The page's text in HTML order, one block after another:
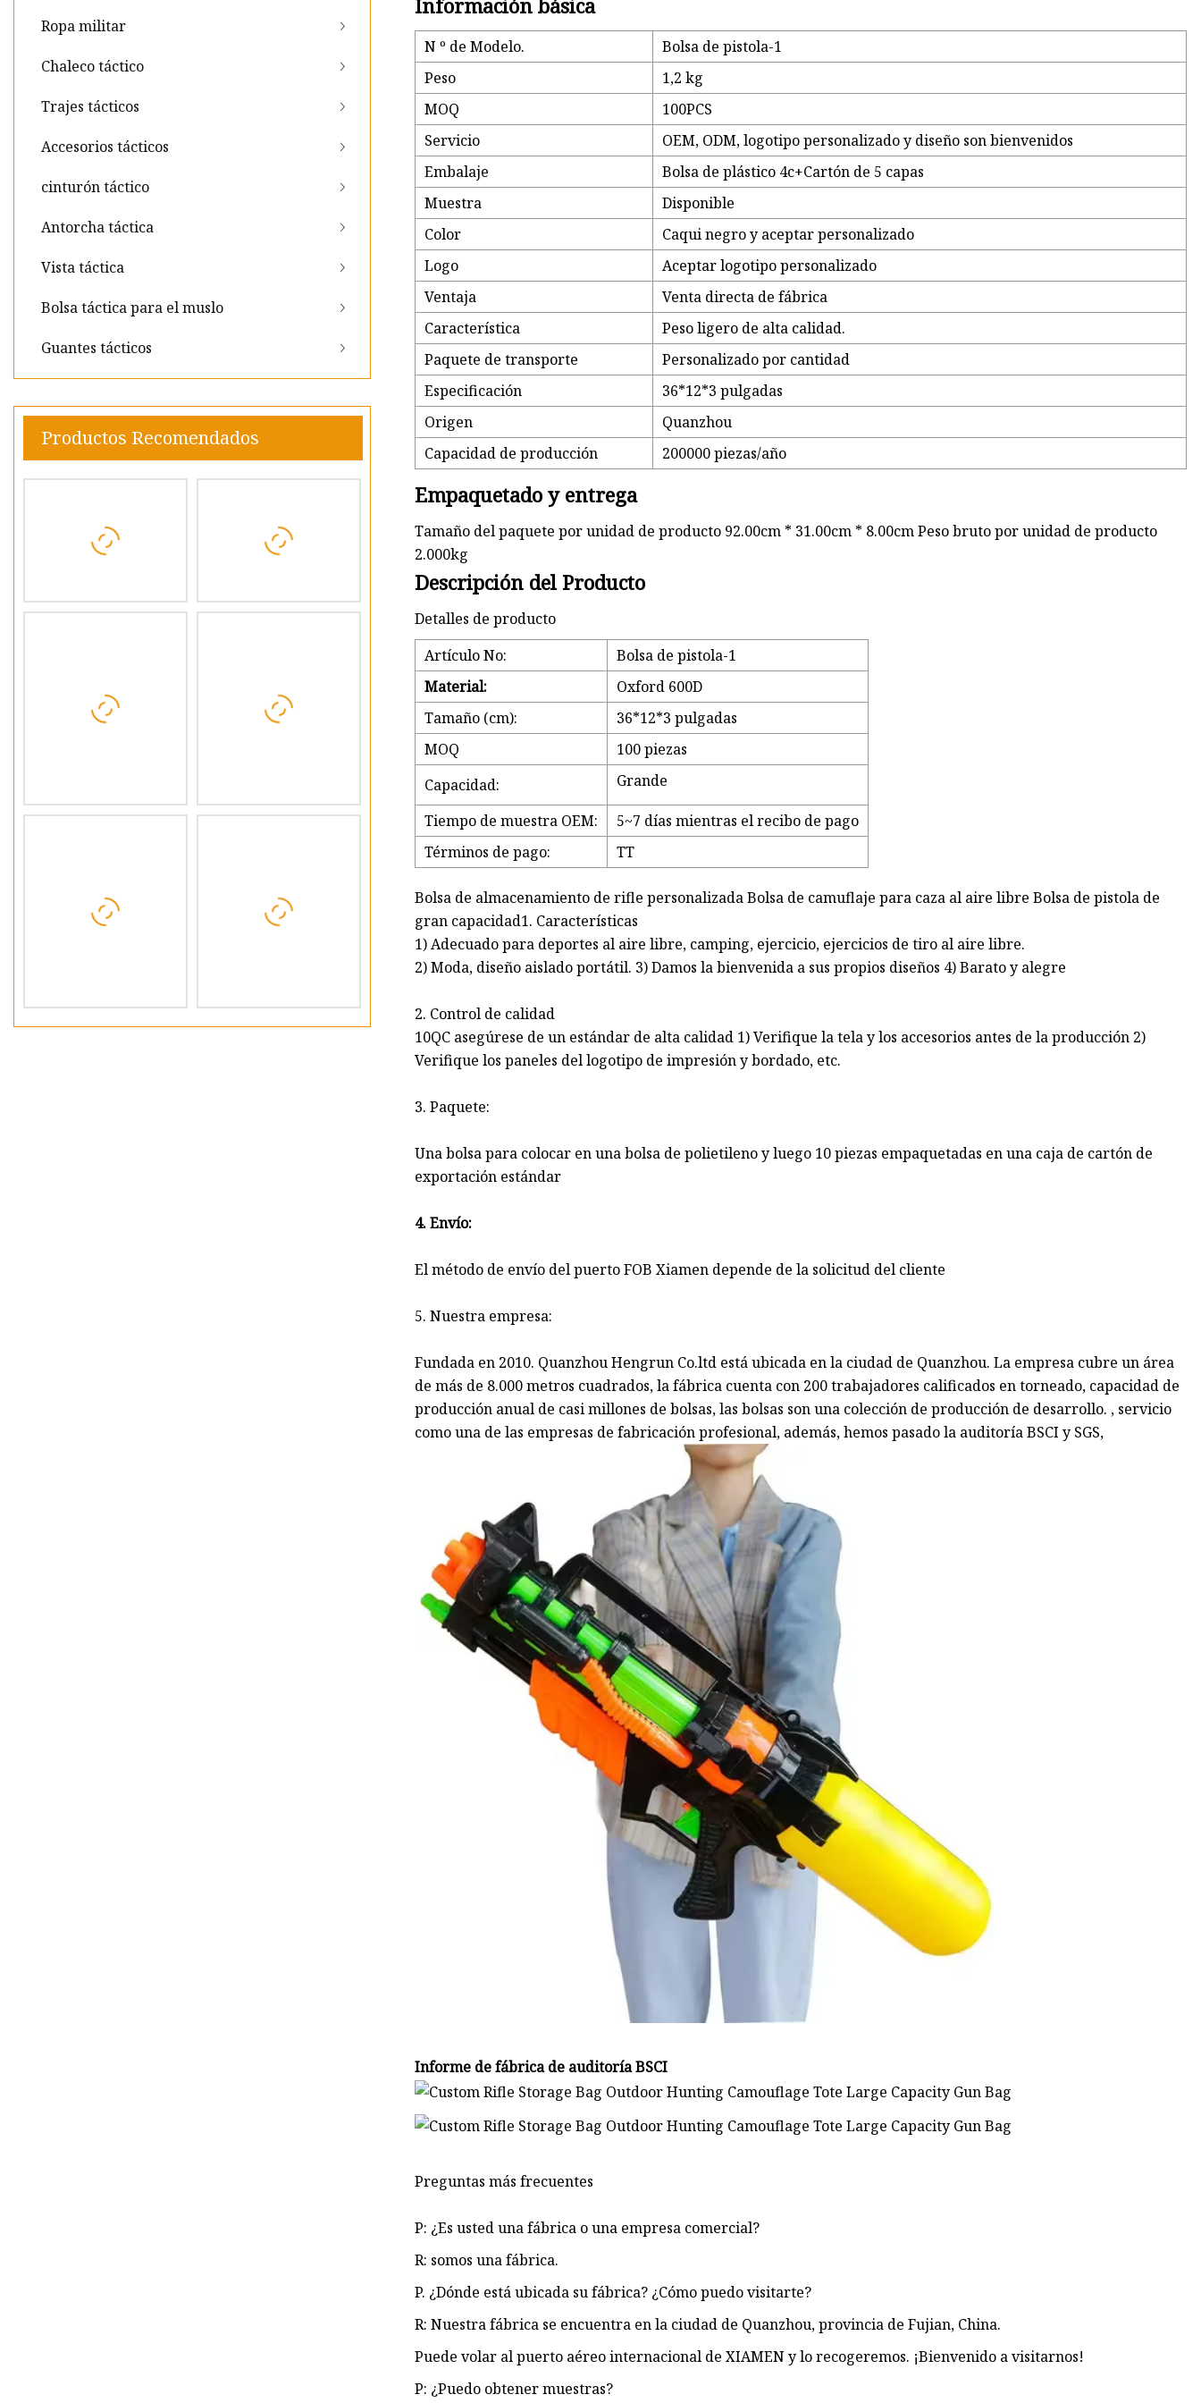
Ropa militar
Chaleco táctico
Trajes tácticos
Accesorios tácticos
cinturón táctico
Antorcha táctica
Vista táctica
Bolsa táctica para el muslo
Guantes tácticos
Productos Recomendados
Información básica
N º de Modelo.
Bolsa de pistola-1
Peso
1,2 kg
MOQ
100PCS
Servicio
OEM, ODM, logotipo personalizado y diseño son bienvenidos
Embalaje
Bolsa de plástico 4c+Cartón de 5 capas
Muestra
Disponible
Color
Caqui negro y aceptar personalizado
Logo
Aceptar logotipo personalizado
Ventaja
Venta directa de fábrica
Característica
Peso ligero de alta calidad.
Paquete de transporte
Personalizado por cantidad
Especificación
36*12*3 pulgadas
Origen
Quanzhou
Capacidad de producción
200000 piezas/año
Empaquetado y entrega
Tamaño del paquete por unidad de producto 92.00cm * 31.00cm * 8.00cm Peso bruto por unidad de producto
2.000kg
Descripción del Producto
Detalles de producto
Artículo No:
Bolsa de pistola-1
Material:
Oxford 600D
Tamaño (cm):
36*12*3 pulgadas
MOQ
100 piezas
Capacidad:
Grande
Tiempo de muestra OEM:
5~7 días mientras el recibo de pago
Términos de pago:
TT
Bolsa de almacenamiento de rifle personalizada Bolsa de camuflaje para caza al aire libre Bolsa de pistola de
gran capacidad1. Características
1) Adecuado para deportes al aire libre, camping, ejercicio, ejercicios de tiro al aire libre.
2) Moda, diseño aislado portátil. 3) Damos la bienvenida a sus propios diseños 4) Barato y alegre
2. Control de calidad
10QC asegúrese de un estándar de alta calidad 1) Verifique la tela y los accesorios antes de la producción 2)
Verifique los paneles del logotipo de impresión y bordado, etc.
3. Paquete:
Una bolsa para colocar en una bolsa de polietileno y luego 10 piezas empaquetadas en una caja de cartón de
exportación estándar
4. Envío:
El método de envío del puerto FOB Xiamen depende de la solicitud del cliente
5. Nuestra empresa:
Fundada en 2010. Quanzhou Hengrun Co.ltd está ubicada en la ciudad de Quanzhou. La empresa cubre un área
de más de 8.000 metros cuadrados, la fábrica cuenta con 200 trabajadores calificados en torneado, capacidad de
producción anual de casi millones de bolsas, las bolsas son una colección de producción de desarrollo. , servicio
como una de las empresas de fabricación profesional, además, hemos pasado la auditoría BSCI y SGS,
Informe de fábrica de auditoría BSCI
Preguntas más frecuentes
P: ¿Es usted una fábrica o una empresa comercial?
R: somos una fábrica.
P. ¿Dónde está ubicada su fábrica? ¿Cómo puedo visitarte?
R: Nuestra fábrica se encuentra en la ciudad de Quanzhou, provincia de Fujian, China.
Puede volar al puerto aéreo internacional de XIAMEN y lo recogeremos. ¡Bienvenido a visitarnos!
P: ¿Puedo obtener muestras?